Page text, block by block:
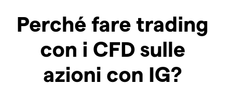
Perché fare trading
con i CFD sulle
azioni con IG?